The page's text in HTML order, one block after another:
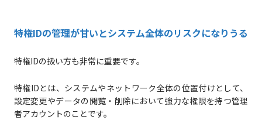
特権IDの管理が甘いとシステム全体のリスクになりうる
特権IDの扱い方も非常に重要です。
特権IDとは、システムやネットワーク全体の位置付けとして、
設定変更やデータの閲覧・削除において強力な権限を持つ管理
者アカウントのことです。